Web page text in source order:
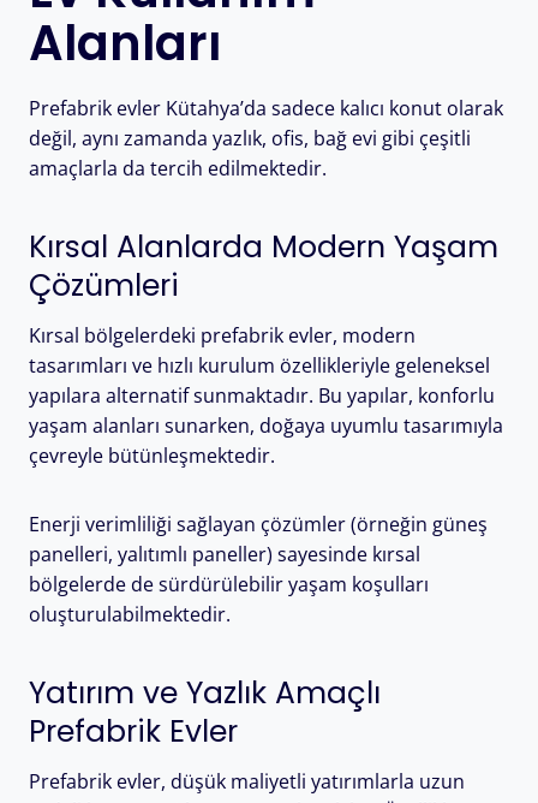
Alanları
Prefabrik evler Kütahya’da sadece kalıcı konut olarak
değil, aynı zamanda yazlık, ofis, bağ evi gibi çeşitli
amaçlarla da tercih edilmektedir.
Kırsal Alanlarda Modern Yaşam
Çözümleri
Kırsal bölgelerdeki prefabrik evler, modern
tasarımları ve hızlı kurulum özellikleriyle geleneksel
yapılara alternatif sunmaktadır. Bu yapılar, konforlu
yaşam alanları sunarken, doğaya uyumlu tasarımıyla
çevreyle bütünleşmektedir.
Enerji verimliliği sağlayan çözümler (örneğin güneş
panelleri, yalıtımlı paneller) sayesinde kırsal
bölgelerde de sürdürülebilir yaşam koşulları
oluşturulabilmektedir.
Yatırım ve Yazlık Amaçlı
Prefabrik Evler
Prefabrik evler, düşük maliyetli yatırımlarla uzun